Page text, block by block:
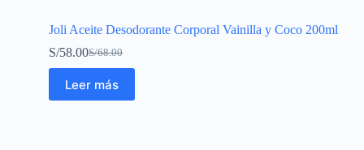
Joli Aceite Desodorante Corporal Vainilla y Coco 200ml
S/68.00
S/58.00
Leer más